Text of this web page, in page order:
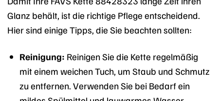
Glanz behält, ist die richtige Pflege entscheidend.
Hier sind einige Tipps, die Sie beachten sollten:
Reinigung: Reinigen Sie die Kette regelmäßig
mit einem weichen Tuch, um Staub und Schmutz
zu entfernen. Verwenden Sie bei Bedarf ein